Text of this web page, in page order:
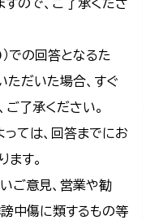
ので、ご了承くださ
での回答となるた
ただいた場合、すぐ
了承ください。
っては、回答までにお
ます。
ご意見、営業や勧
謗中傷に類するもの等